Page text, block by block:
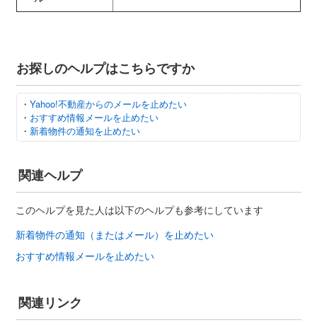
お探しのヘルプはこちらですか
・ Yahoo!不動産からのメールを止めたい
・ おすすめ情報メールを止めたい
・ 新着物件の通知を止めたい
関連ヘルプ
このヘルプを見た人は以下のヘルプも参考にしています
新着物件の通知（またはメール）を止めたい
おすすめ情報メールを止めたい
関連リンク